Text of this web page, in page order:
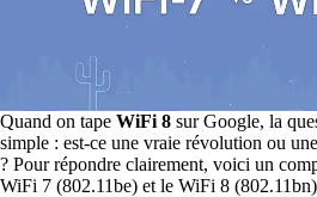
Quand on tape WiFi 8 sur Google, la
simple : est-ce une vraie révolution ou
? Pour répondre clairement, voici un
WiFi 7 (802.11be) et le WiFi 8